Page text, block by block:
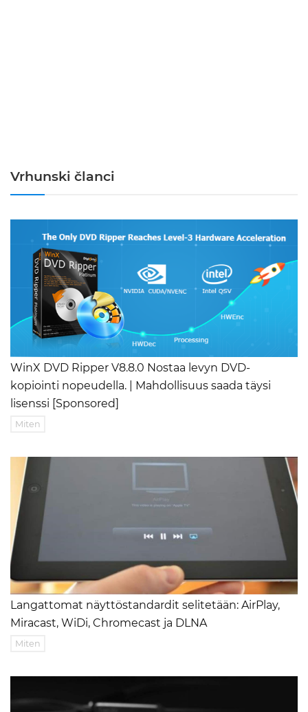
Vrhunski članci
WinX DVD Ripper V8.8.0 Nostaa levyn DVD-
kopiointi nopeudella. | Mahdollisuus saada täysi
lisenssi [Sponsored]
Miten
Langattomat näyttöstandardit selitetään: AirPlay,
Miracast, WiDi, Chromecast ja DLNA
Miten